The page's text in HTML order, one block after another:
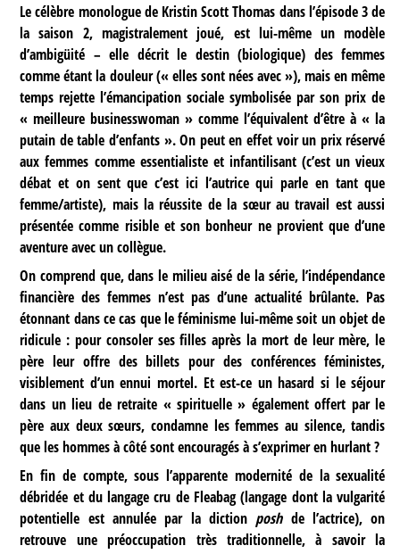
Le célèbre monologue de Kristin Scott Thomas dans l’épisode 3 de
la saison 2, magistralement joué, est lui-même un modèle
d’ambigüité – elle décrit le destin (biologique) des femmes
comme étant la douleur (« elles sont nées avec »), mais en même
temps rejette l’émancipation sociale symbolisée par son prix de
« meilleure businesswoman » comme l’équivalent d’être à « la
putain de table d’enfants ». On peut en effet voir un prix réservé
aux femmes comme essentialiste et infantilisant (c’est un vieux
débat et on sent que c’est ici l’autrice qui parle en tant que
femme/artiste), mais la réussite de la sœur au travail est aussi
présentée comme risible et son bonheur ne provient que d’une
aventure avec un collègue.
On comprend que, dans le milieu aisé de la série, l’indépendance
financière des femmes n’est pas d’une actualité brûlante. Pas
étonnant dans ce cas que le féminisme lui-même soit un objet de
ridicule : pour consoler ses filles après la mort de leur mère, le
père leur offre des billets pour des conférences féministes,
visiblement d’un ennui mortel. Et est-ce un hasard si le séjour
dans un lieu de retraite « spirituelle » également offert par le
père aux deux sœurs, condamne les femmes au silence, tandis
que les hommes à côté sont encouragés à s’exprimer en hurlant ?
En fin de compte, sous l’apparente modernité de la sexualité
débridée et du langage cru de Fleabag (langage dont la vulgarité
potentielle est annulée par la diction poshde l’actrice), on
retrouve une préoccupation très traditionnelle, à savoir la